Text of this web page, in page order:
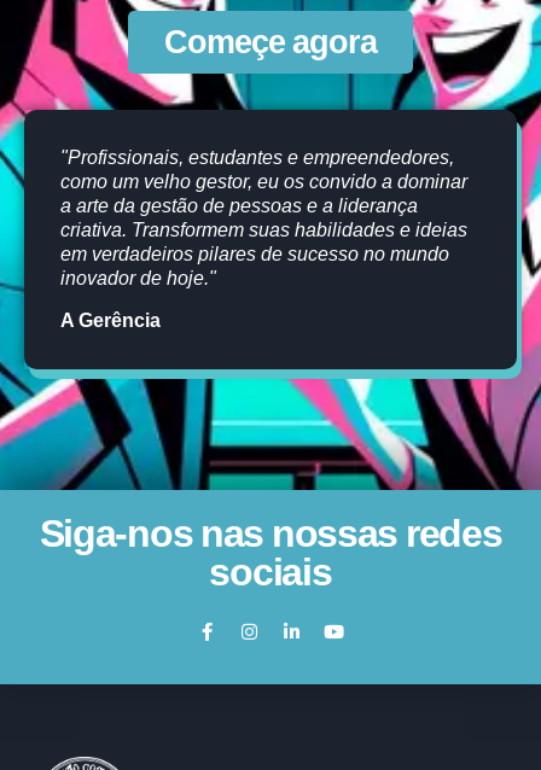
Começe agora
"Profissionais, estudantes e empreendedores,
como um velho gestor, eu os convido a dominar
a arte da gestão de pessoas e a liderança
criativa. Transformem suas habilidades e ideias
em verdadeiros pilares de sucesso no mundo
inovador de hoje."
A Gerência
Siga-nos nas nossas redes
sociais